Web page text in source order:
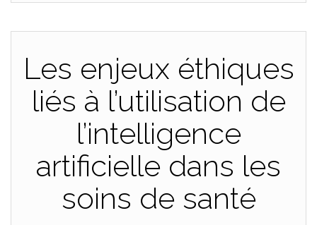
Les enjeux éthiques
liés à l’utilisation de
l’intelligence
artificielle dans les
soins de santé